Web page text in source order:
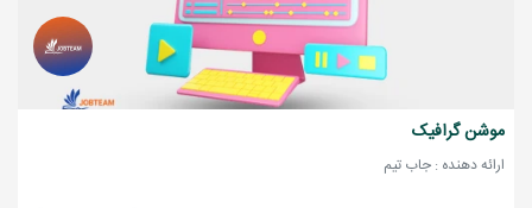
موشن گرافیک
ارائه دهنده : جاب تیم